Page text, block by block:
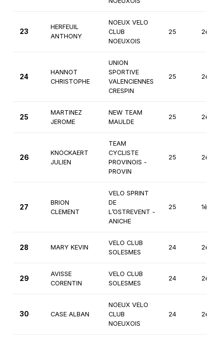
23
HERFEUIL
ANTHONY
NOEUX VELO
CLUB
NOEUXOIS
25 2ème
24
HANNOT
CHRISTOPHE
UNION
SPORTIVE
VALENCIENNES
CRESPIN
25 2ème
25
MARTINEZ
JEROME
NEW TEAM
MAULDE
25 2ème
26
KNOCKAERT
JULIEN
TEAM
CYCLISTE
PROVINOIS -
PROVIN
25 2ème
27
BRION
CLEMENT
VELO SPRINT
DE
L’OSTREVENT -
ANICHE
25 1ère
28 MARY KEVIN
VELO CLUB
SOLESMES
24 2ème
29
AVISSE
CORENTIN
VELO CLUB
SOLESMES
24 2ème
30 CASE ALBAN
NOEUX VELO
CLUB
NOEUXOIS
24 2ème